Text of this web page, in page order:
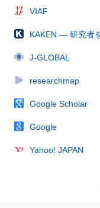
VIAF
KAKEN — 研究者
J-GLOBAL
researchmap
Google Scholar
Google
Yahoo! JAPAN